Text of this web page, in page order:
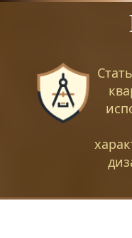
Перейти